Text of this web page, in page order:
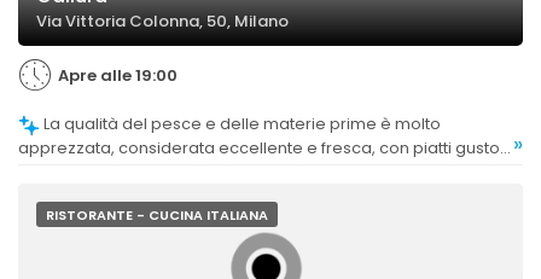
Via Vittoria Colonna, 50, Milano
Apre alle 19:00
apprezzata, considerata eccellente e fresca, con piatti gustosi »
RISTORANTE - CUCINA ITALIANA